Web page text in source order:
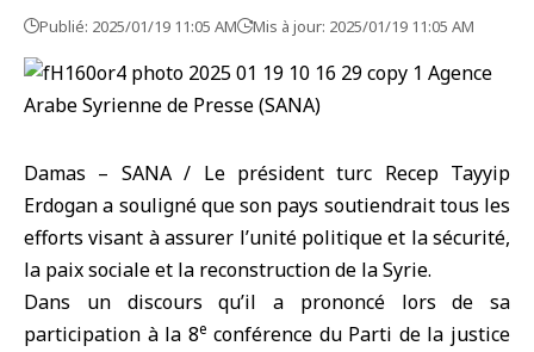
Publié: 2025/01/19 11:05 AM Mis à jour: 2025/01/19 11:05 AM
Damas – SANA / Le président turc Recep Tayyip
Erdogan a souligné que son pays soutiendrait tous les
efforts visant à assurer l’unité politique et la sécurité,
la paix sociale et la reconstruction de la Syrie.
Dans un discours qu’il a prononcé lors de sa
participation à la 8e conférence du Parti de la justice